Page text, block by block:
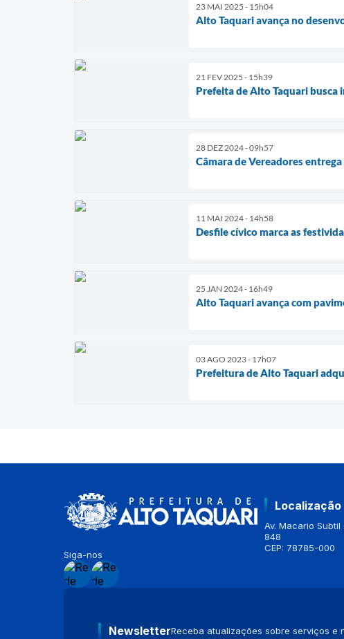
23 MAI 2025 - 15h04
Alto Taquari avança no
21 FEV 2025 - 15h39
Prefeita de Alto Taquari busca
28 DEZ 2024 - 09h57
Câmara de Vereadores
11 MAI 2024 - 14h58
Desfile cívico marca as
25 JAN 2024 - 16h49
Alto Taquari avança com
03 AGO 2023 - 17h07
Prefeitura de Alto Taquari
Siga-nos
Localização
Av. Macario Subtil
848
CEP: 78785-000
NewsletterReceba atualizações sobre serviços e